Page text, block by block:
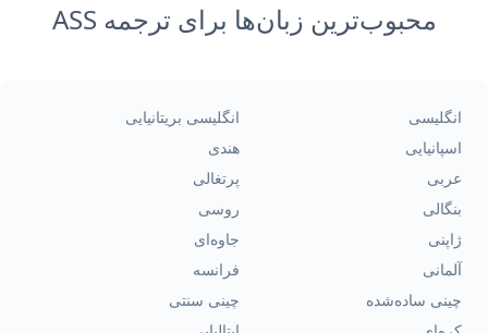
محبوب‌ترین زبان‌ها برای ترجمه ASS
انگلیسی
انگلیسی بریتانیایی
اسپانیایی
هندی
عربی
پرتغالی
بنگالی
روسی
ژاپنی
جاوه‌ای
آلمانی
فرانسه
چینی ساده‌شده
چینی سنتی